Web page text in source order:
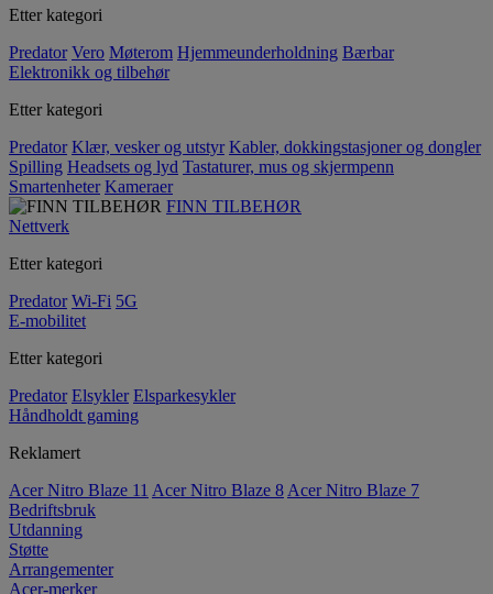
Etter kategori
Predator Vero Møterom Hjemmeunderholdning Bærbar
Elektronikk og tilbehør
Etter kategori
Predator Klær, vesker og utstyr Kabler, dokkingstasjoner og dongler
Spilling Headsets og lyd Tastaturer, mus og skjermpenn
Smartenheter Kameraer
FINN TILBEHØR
Nettverk
Etter kategori
Predator Wi-Fi 5G
E-mobilitet
Etter kategori
Predator Elsykler Elsparkesykler
Håndholdt gaming
Reklamert
Acer Nitro Blaze 11 Acer Nitro Blaze 8 Acer Nitro Blaze 7
Bedriftsbruk
Utdanning
Støtte
Arrangementer
Acer-merker